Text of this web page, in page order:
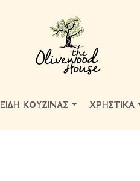
ΕΙΔΗ ΚΟΥΖΙΝΑΣ ΧΡΗΣΤΙΚΑ